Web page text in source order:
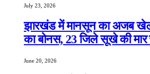
July 23, 2026
झारखंड में मानसून का अजब खेल:
का बोनस, 23 जिले सूखे की मार
June 20, 2026